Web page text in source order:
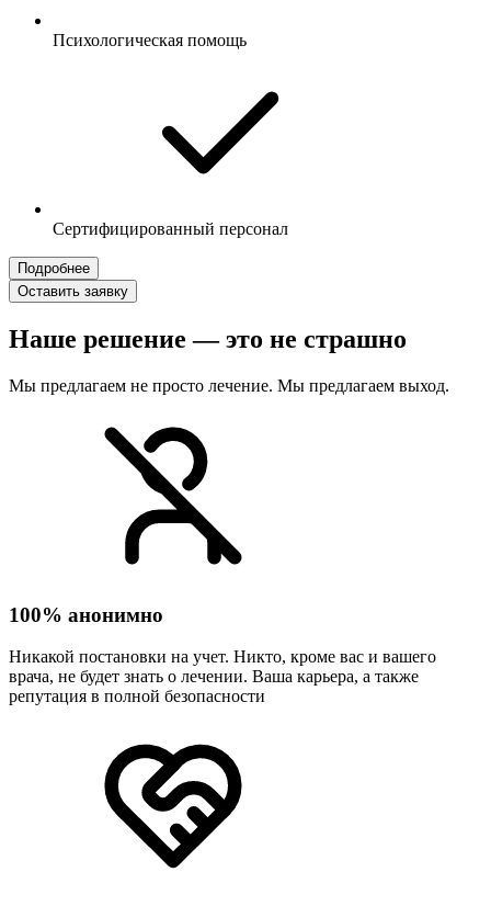
Психологическая помощь
Сертифицированный персонал
Подробнее
Оставить заявку
Наше решение — это не страшно
Мы предлагаем не просто лечение. Мы предлагаем выход.
100% анонимно
Никакой постановки на учет. Никто, кроме вас и вашего
врача, не будет знать о лечении. Ваша карьера, а также
репутация в полной безопасности